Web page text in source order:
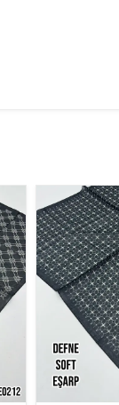
%45 İndirim